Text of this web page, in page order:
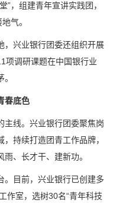
”，组建青年宣讲实践团，
气。
，兴业银行团委还组织开展
项调研课题在中国银行业
春底色
主线。兴业银行团委聚焦岗
持续打造团青工作品牌，
、长才干、建新功。
。目前，兴业银行已创建多
作室，选树30名“青年科技